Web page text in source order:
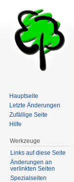
Hauptseite
Letzte Änderungen
Zufällige Seite
Hilfe
Werkzeuge
Links auf diese Seite
Änderungen an
verlinkten Seiten
Spezialseiten